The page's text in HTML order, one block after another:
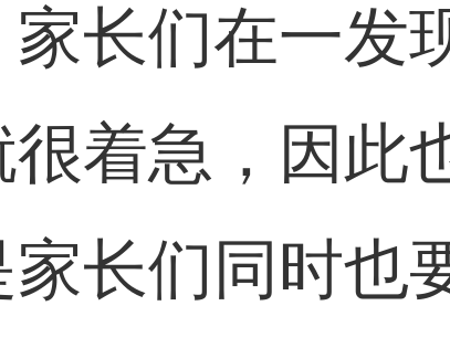
长们在一发
着急，因此
长们同时也